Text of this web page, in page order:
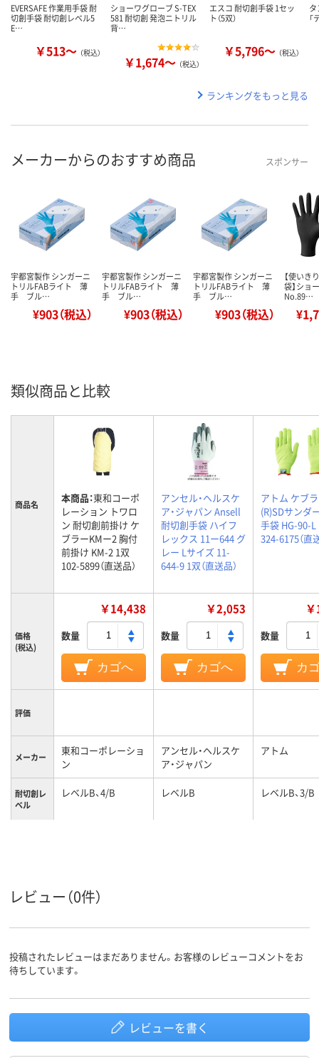
EVERSAFE 作業用手袋 耐
切創手袋 耐切創レベル5
E…
￥513～ （税込）
ショーワグローブ S-TEX
581 耐切創 発泡ニトリル
背…
￥1,674～ （税込）
エスコ 耐切創手袋 1セッ
ト（5双）
￥5,796～ （税込）
ランキングをもっと見る
メーカーからのおすすめ商品 スポンサー
宇都宮製作 シンガーニ
トリルFABライト 薄
手 ブル…
¥903（税込）
宇都宮製作 シンガーニ
トリルFABライト 薄
手 ブル…
¥903（税込）
宇都宮製作 シンガーニ
トリルFABライト 薄
手 ブル…
¥903（税込）
【使いき
袋】ショ
No.89…
類似商品と比較
商品名 本商品：東和コーポ
レーション トワロ
ン 耐切創前掛け ケ
ブラーKMー2 胸付
前掛け KM-2 1双
102-5899（直送品）
アンセル・ヘルスケ
ア・ジャパン Ansell
耐切創手袋 ハイフ
レックス 11ー644 グ
レー Lサイズ 11-
644-9 1双（直送品）
アトム ケブ
(R)SDサンダ
手袋 HG-90-L
324-6175（直
価格
(税込)
￥14,438
数量
カゴへ
￥2,053
数量
カゴへ
数量
カ
評価
メーカー
東和コーポレーショ
ン
アンセル・ヘルスケ
ア・ジャパン
アトム
耐切創レ
ベル
レベルB、4/B レベルB レベルB、3/B
レビュー（0件）
投稿されたレビューはまだありません。お客様のレビューコメントをお
待ちしています。
レビューを書く